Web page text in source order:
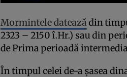
Mormintele dateazădin
2323 – 2150 î.Hr.) sau din
de Prima perioadă
În timpul celei de-a șasea